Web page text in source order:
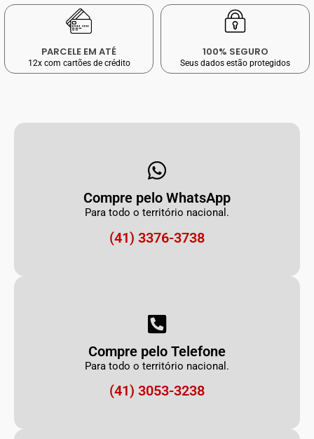
PARCELE EM ATÉ
12x com cartões de crédito
100% SEGURO
Seus dados estão protegidos
Compre pelo WhatsApp
Para todo o território nacional.
(41) 3376-3738
Compre pelo Telefone
Para todo o território nacional.
(41) 3053-3238